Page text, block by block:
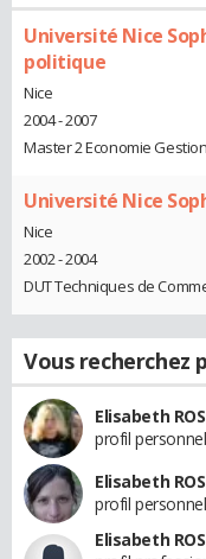
Université Nice
politique
Nice
2004 - 2007
Master 2 Economie
Université Nice
Nice
2002 - 2004
DUT Techniques de
Vous recherchez
Elisabeth
profil
Elisabeth
profil
Elisabeth